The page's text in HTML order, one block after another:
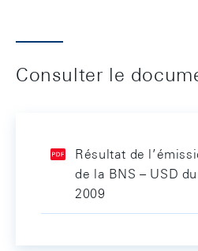
Consulter le
Résultat de
de la BNS – USD
2009